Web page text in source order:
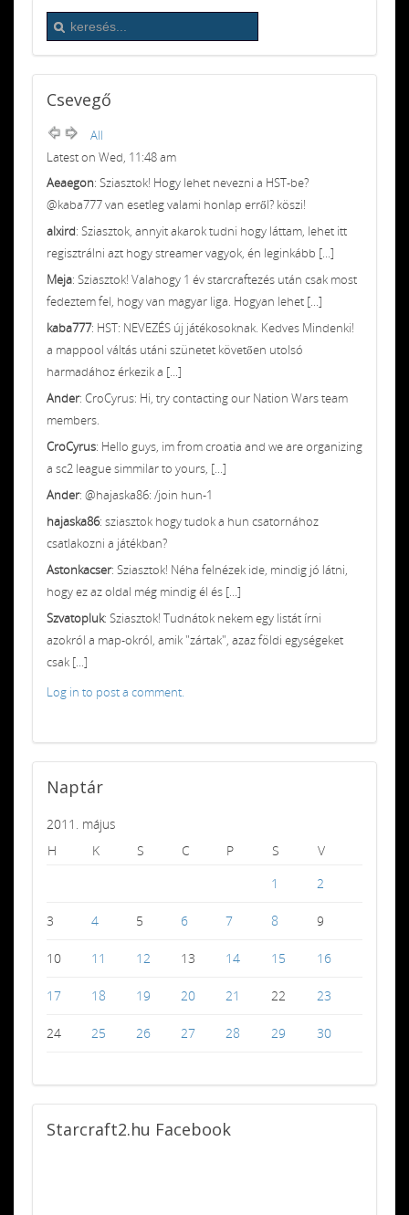
Csevegő
All
Latest on Wed, 11:48 am
Aeaegon: Sziasztok! Hogy lehet nevezni a HST-be?
@kaba777 van esetleg valami honlap erről? köszi!
alxird: Sziasztok, annyit akarok tudni hogy láttam, lehet itt
regisztrálni azt hogy streamer vagyok, én leginkább [...]
Meja: Sziasztok! Valahogy 1 év starcraftezés után csak most
fedeztem fel, hogy van magyar liga. Hogyan lehet [...]
kaba777: HST: NEVEZÉS új játékosoknak. Kedves Mindenki!
a mappool váltás utáni szünetet követően utolsó
harmadához érkezik a [...]
Ander: CroCyrus: Hi, try contacting our Nation Wars team
members.
CroCyrus: Hello guys, im from croatia and we are organizing
a sc2 league simmilar to yours, [...]
Ander: @hajaska86: /join hun-1
hajaska86: sziasztok hogy tudok a hun csatornához
csatlakozni a játékban?
Astonkacser: Sziasztok! Néha felnézek ide, mindig jó látni,
hogy ez az oldal még mindig él és [...]
Szvatopluk: Sziasztok! Tudnátok nekem egy listát írni
azokról a map-okról, amik "zártak", azaz földi egységeket
csak [...]
Log in to post a comment.
Naptár
2011. május
H
K S C P S
V
1
2
3 4 5 6 7 8 9
10 11 12 13 14 15 16
17 18 19 20 21 22 23
24 25 26 27 28 29 30
Starcraft2.hu Facebook